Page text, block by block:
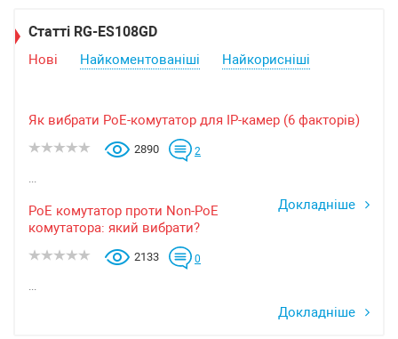
Статті RG-ES108GD
Нові Найкоментованіші Найкорисніші
Як вибрати PoE-комутатор для IP-камер (6 факторів)
2890 2
...
Докладніше
PoE комутатор проти Non-PoE
комутатора: який вибрати?
2133 0
...
Докладніше